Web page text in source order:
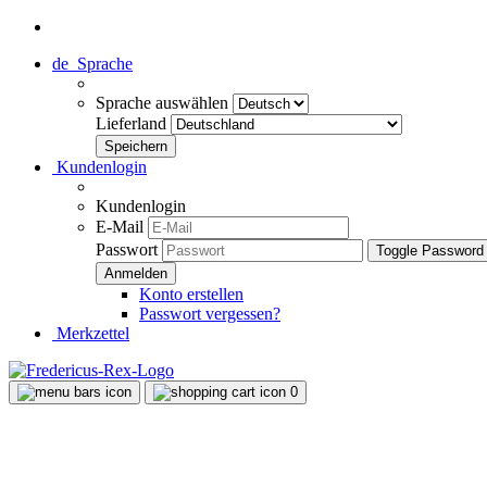
de Sprache
Sprache auswählen
Lieferland
Kundenlogin
Kundenlogin
E-Mail
Passwort
Toggle
Konto erstellen
Passwort vergessen?
Merkzettel
0